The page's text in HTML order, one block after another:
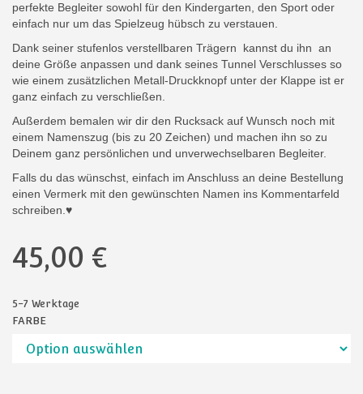
perfekte Begleiter sowohl für den Kindergarten, den Sport oder
einfach nur um das Spielzeug hübsch zu verstauen.
Dank seiner stufenlos verstellbaren Trägern kannst du ihn an
deine Größe anpassen und dank seines Tunnel Verschlusses so
wie einem zusätzlichen Metall-Druckknopf unter der Klappe ist er
ganz einfach zu verschließen.
Außerdem bemalen wir dir den Rucksack auf Wunsch noch mit
einem Namenszug (bis zu 20 Zeichen) und machen ihn so zu
Deinem ganz persönlichen und unverwechselbaren Begleiter.
Falls du das wünschst, einfach im Anschluss an deine Bestellung
einen Vermerk mit den gewünschten Namen ins Kommentarfeld
schreiben.♥
45,00 €
5-7 Werktage
FARBE